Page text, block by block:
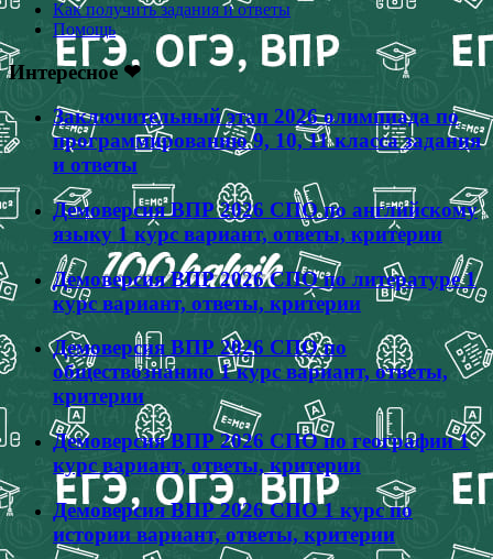
Как получить задания и ответы
Помощь
Интересное ❤
Заключительный этап 2026 олимпиада по
программированию 9, 10, 11 класса задания
и ответы
Демоверсия ВПР 2026 СПО по английскому
языку 1 курс вариант, ответы, критерии
Демоверсия ВПР 2026 СПО по литературе 1
курс вариант, ответы, критерии
Демоверсия ВПР 2026 СПО по
обществознанию 1 курс вариант, ответы,
критерии
Демоверсия ВПР 2026 СПО по географии 1
курс вариант, ответы, критерии
Демоверсия ВПР 2026 СПО 1 курс по
истории вариант, ответы, критерии